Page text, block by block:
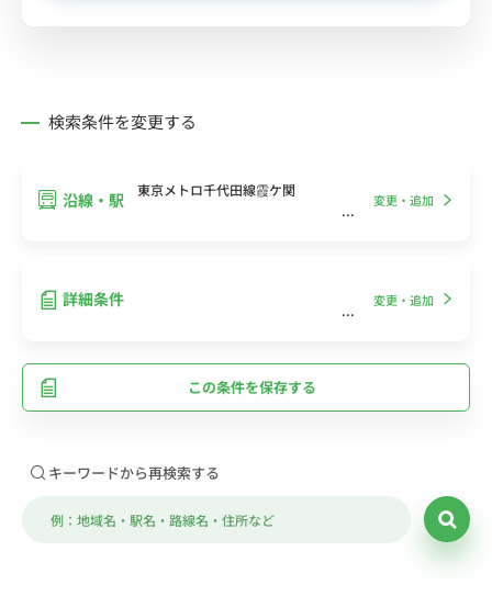
検索条件を変更する
沿線・駅 東京メトロ千代田線霞ケ関
変更・追加
詳細条件 変更・追加
この条件を保存する
キーワードから再検索する